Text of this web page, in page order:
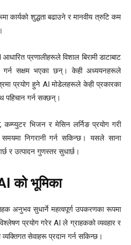
कार्यको शुद्धता बढाउने र मानवीय त्रुटि कम
प्रणालीहरूले विशाल बिरामी डाटाबाट
गर्न सक्षम भएका छन्। केही अध्ययनहरूले
प्रयोग हुने AI मोडेलहरूले केही प्रकारका
पहिचान गर्न सक्छन्।
, कम्प्युटर भिजन र मेसिन लर्निङ प्रयोग गरी
समयमा निगरानी गर्न सकिन्छ। यसले साना
र उत्पादन गुणस्तर सुधार्छ।
को भूमिका
अनुभव सुधार्ने महत्वपूर्ण उपकरणका रूपमा
प्रयोग गरेर AI ले ग्राहकको व्यवहार र
सेवाहरू प्रदान गर्न सकिन्छ।